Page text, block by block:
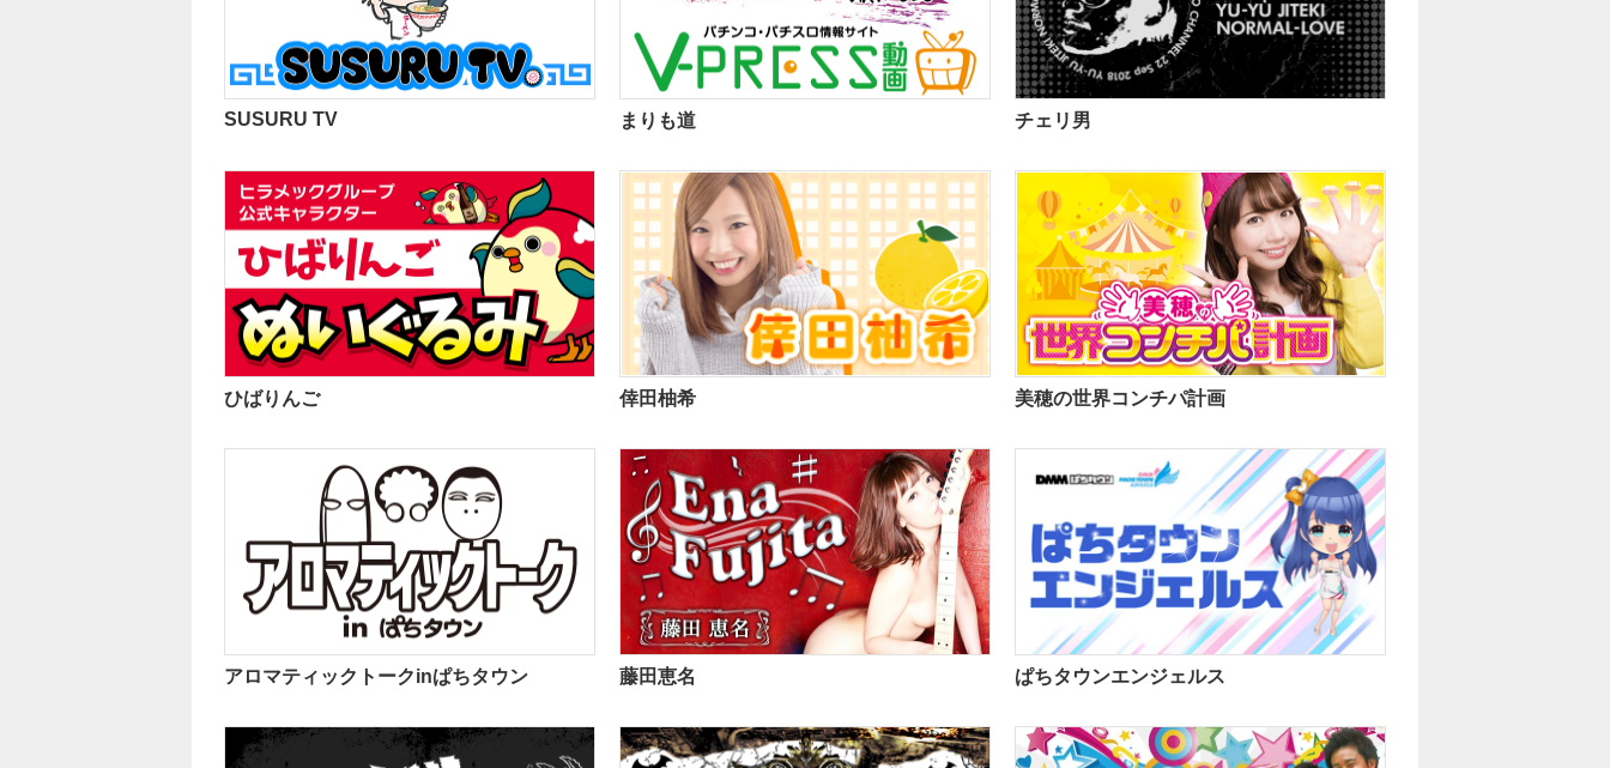
SUSURU TV まりも道 チェリ男
ひばりんご 倖田柚希 美穂の世界コンチパ計画
アロマティックトークinぱちタウン 藤田恵名 ぱちタウンエンジェルス